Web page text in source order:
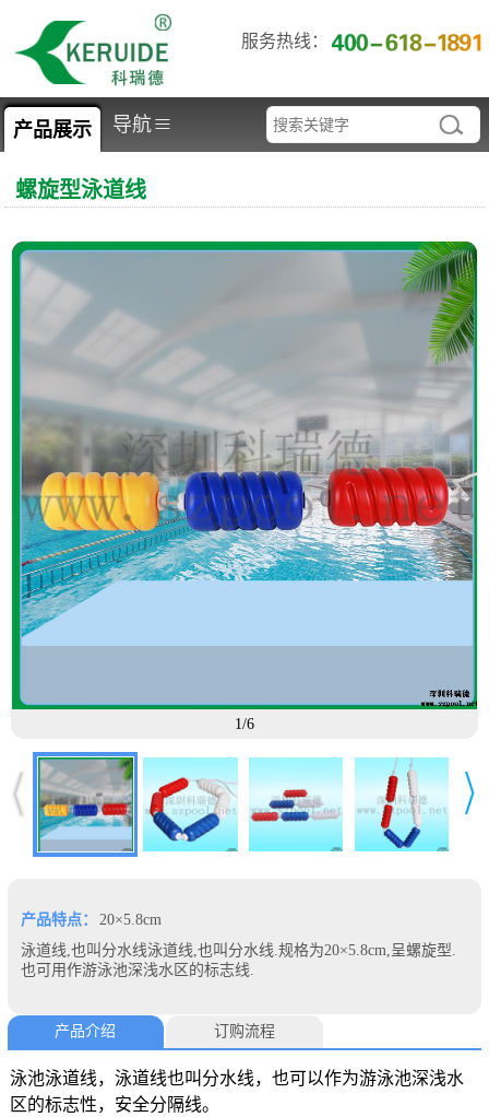
服务热线：
产品展示 导航≡
螺旋型泳道线
1/6
产品特点：
20×5.8cm
泳道线,也叫分水线泳道线,也叫分水线.规格为20×5.8cm,呈螺旋型.
也可用作游泳池深浅水区的标志线.
产品介绍 订购流程
泳池泳道线，泳道线也叫分水线，也可以作为游泳池深浅水
区的标志性，安全分隔线。